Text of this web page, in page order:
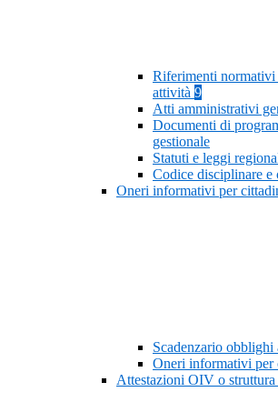
Riferimenti normativi
attività 9
Atti amministrativi
Documenti di
gestionale
Statuti e leggi
Codice disciplinare e
Oneri informativi per
Scadenzario
Oneri informativi per
Attestazioni OIV o struttura